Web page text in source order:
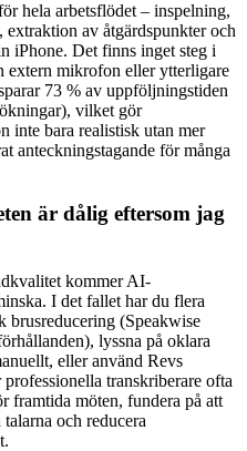
hela arbetsflödet – inspelning,
av åtgärdspunkter och
iPhone. Det finns inget steg i
extern mikrofon eller ytterligare
73 % av uppföljningstiden
vilket gör
inte bara realistisk utan mer
anteckningstagande för många
är dålig eftersom jag
kommer AI-
I det fallet har du flera
brusreducering (Speakwise
lyssna på oklara
eller använd Revs
transkriberare ofta
framtida möten, fundera på att
och reducera